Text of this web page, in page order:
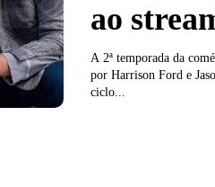
ao
A 2ª temporada da
por Harrison Ford e
ciclo...